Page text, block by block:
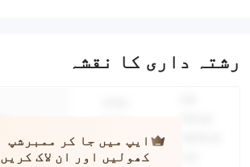
رشتہ داری کا نقشہ
ایپ میں جا کر ممبرشپ
کھولیں اور ان لاک کریں